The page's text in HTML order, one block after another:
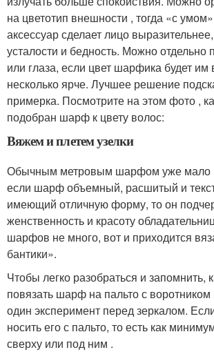
на цветотип внешности , тогда «с
аксессуар сделает лицо
усталости и бедность. Можно отдельно
или глаза, если цвет шарфика будет им
несколько ярче. Лучшее решение
примерка. Посмотрите на этом фото ,
подобран шарф к цвету волос:
Вяжем и плетем узелки
Обычным метровым шарфом уже мало
если шарф объемный, расшитый и
имеющий отличную форму, то он
женственность и красоту
шарфов не много, вот и приходится
бантики».
Чтобы легко разобраться и запомнить,
повязать шарф на пальто с воротником
один эксперимент перед зеркалом.
носить его с пальто, то есть как
сверху или под ним .